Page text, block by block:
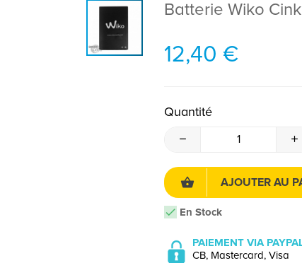
Batterie Wiko
12,40 €
Quantité
AJOUTER AU
En Stock
PAIEMENT VIA
CB, Mastercard, Visa